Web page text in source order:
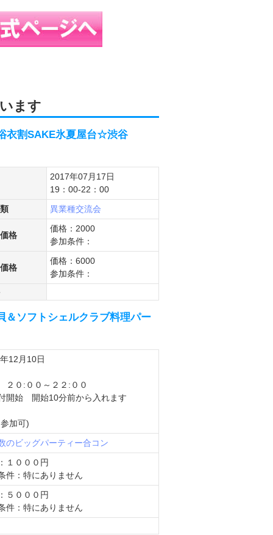
ます
衣割SAKE氷夏屋台☆渋谷
2017年07月17日
19：00-22：00
異業種交流会
格
価格：2000
参加条件：
格
価格：6000
参加条件：
＆ソフトシェルクラブ料理パー
12月10日
０:００～２２:００
開始 開始10分前から入れます
加可)
のビッグパーティー合コン
１０００円
件：特にありません
５０００円
件：特にありません